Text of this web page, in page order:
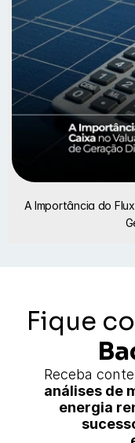
A Importância do
Receba
análises de
energia